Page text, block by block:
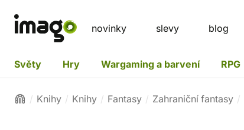
novinky slevy blog
Světy Hry Wargaming a barvení RPG
Knihy Knihy Fantasy Zahraniční fantasy